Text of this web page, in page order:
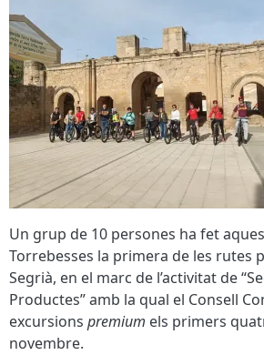
Un grup de 10 persones ha fet
Torrebesses la primera de les rutes
Segrià, en el marc de l’activitat de
Productes” amb la qual el Consell
excursions premium els primers
novembre.